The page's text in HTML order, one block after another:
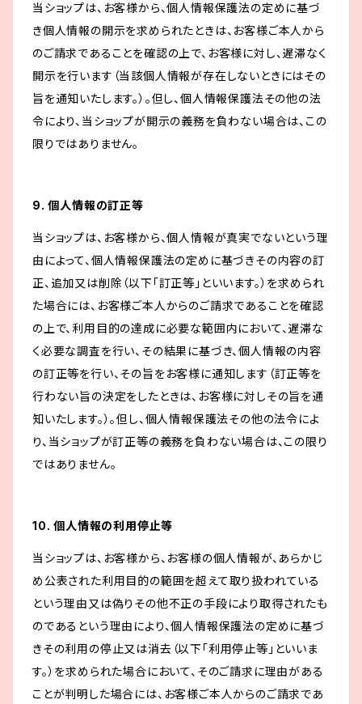
当ショップは、お客様から、個人情報保護法の定めに基づ
き個人情報の開示を求められたときは、お客様ご本人から
のご請求であることを確認の上で、お客様に対し、遅滞なく
開示を行います（当該個人情報が存在しないときにはその
旨を通知いたします。）。但し、個人情報保護法その他の法
令により、当ショップが開示の義務を負わない場合は、この
限りではありません。
9. 個人情報の訂正等
当ショップは、お客様から、個人情報が真実でないという理
由によって、個人情報保護法の定めに基づきその内容の訂
正、追加又は削除（以下「訂正等」といいます。）を求められ
た場合には、お客様ご本人からのご請求であることを確認
の上で、利用目的の達成に必要な範囲内において、遅滞な
く必要な調査を行い、その結果に基づき、個人情報の内容
の訂正等を行い、その旨をお客様に通知します（訂正等を
行わない旨の決定をしたときは、お客様に対しその旨を通
知いたします。）。但し、個人情報保護法その他の法令によ
り、当ショップが訂正等の義務を負わない場合は、この限り
ではありません。
10. 個人情報の利用停止等
当ショップは、お客様から、お客様の個人情報が、あらかじ
め公表された利用目的の範囲を超えて取り扱われている
という理由又は偽りその他不正の手段により取得されたも
のであるという理由により、個人情報保護法の定めに基づ
きその利用の停止又は消去（以下「利用停止等」といいま
す。）を求められた場合において、そのご請求に理由がある
ことが判明した場合には、お客様ご本人からのご請求であ